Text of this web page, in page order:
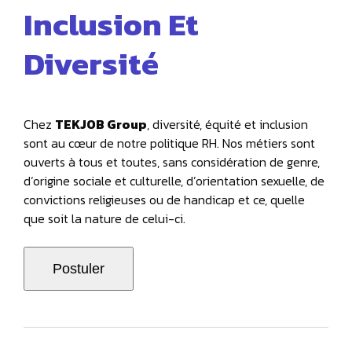
Inclusion Et
Diversité
Chez TEKJOB Group, diversité, équité et inclusion
sont au cœur de notre politique RH. Nos métiers sont
ouverts à tous et toutes, sans considération de genre,
d‘origine sociale et culturelle, d’orientation sexuelle, de
convictions religieuses ou de handicap et ce, quelle
que soit la nature de celui-ci.